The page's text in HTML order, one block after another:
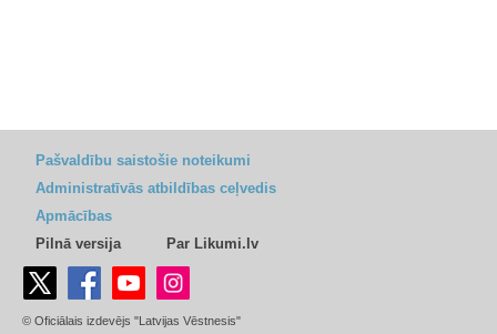
Pašvaldību saistošie noteikumi
Administratīvās atbildības ceļvedis
Apmācības
Pilnā versija
Par Likumi.lv
© Oficiālais izdevējs "Latvijas Vēstnesis"